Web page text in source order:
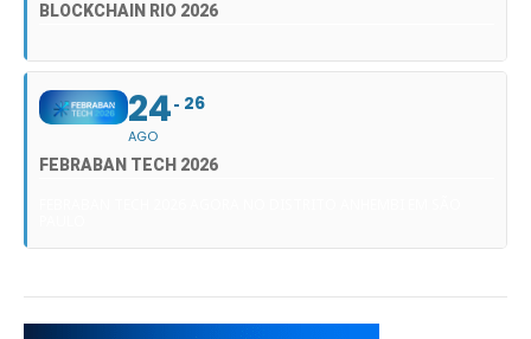
BLOCKCHAIN RIO 2026
24
AGO
26
FEBRABAN TECH 2026